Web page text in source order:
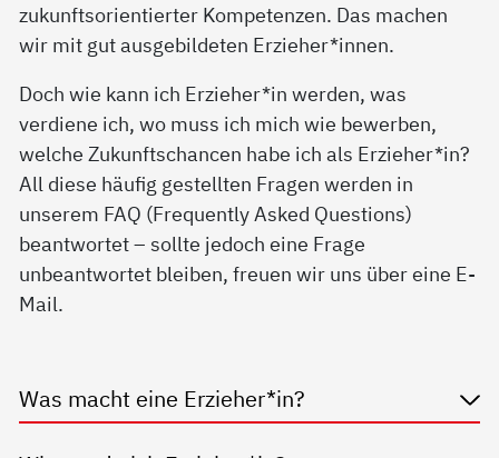
zukunftsorientierter Kompetenzen. Das machen
wir mit gut ausgebildeten Erzieher*innen.
Doch wie kann ich Erzieher*in werden, was
verdiene ich, wo muss ich mich wie bewerben,
welche Zukunftschancen habe ich als Erzieher*in?
All diese häufig gestellten Fragen werden in
unserem FAQ (Frequently Asked Questions)
beantwortet – sollte jedoch eine Frage
unbeantwortet bleiben, freuen wir uns über eine E-
Mail.
Was macht eine Erzieher*in?